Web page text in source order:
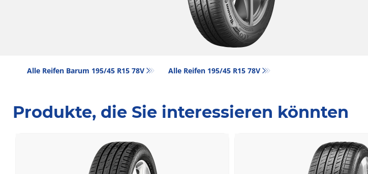
Alle Reifen Barum 195/45 R15 78V Alle Reifen‎ 195/45 R15 78V
Produkte, die Sie interessieren könnten